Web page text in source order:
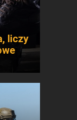
liczy